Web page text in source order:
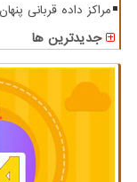
مراکز داده قربانی
جدیدترین ها